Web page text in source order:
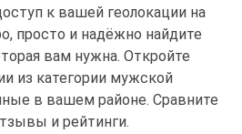
к вашей геолокации на
просто и надёжно найдите
вам нужна. Откройте
из категории мужской
в вашем районе. Сравните
и рейтинги.